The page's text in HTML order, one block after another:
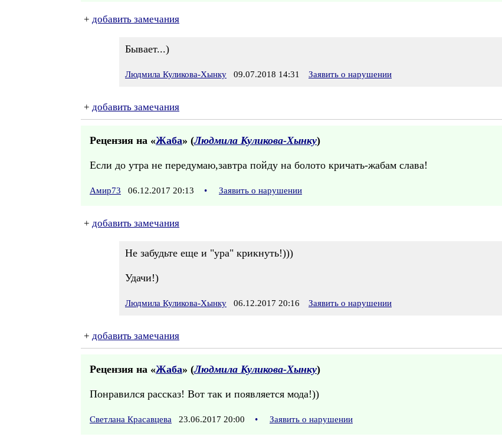
+ добавить замечания
Бывает...)
Людмила Куликова-Хынку 09.07.2018 14:31 Заявить о нарушении
+ добавить замечания
Рецензия на «Жаба» (Людмила Куликова-Хынку)
Если до утра не передумаю,завтра пойду на болото кричать-жабам слава!
Амир73 06.12.2017 20:13 • Заявить о нарушении
+ добавить замечания
Не забудьте еще и "ура" крикнуть!)))
Удачи!)
Людмила Куликова-Хынку 06.12.2017 20:16 Заявить о нарушении
+ добавить замечания
Рецензия на «Жаба» (Людмила Куликова-Хынку)
Понравился рассказ! Вот так и появляется мода!))
Светлана Красавцева 23.06.2017 20:00 • Заявить о нарушении